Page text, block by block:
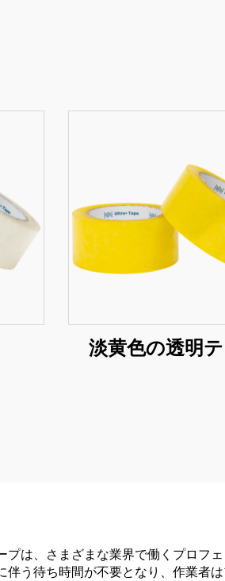
淡黄色の透明
プは、さまざまな業界で働くプロフ
伴う待ち時間が不要となり、作業者